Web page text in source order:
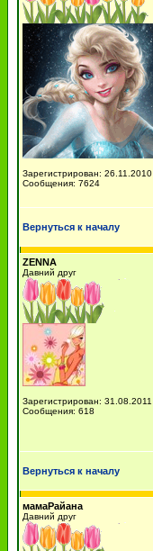
Зарегистрирован: 26.11.2010
Сообщения: 7624
Вернуться к началу
ZENNA
Давний друг
Зарегистрирован: 31.08.2011
Сообщения: 618
Вернуться к началу
мамаРайана
Давний друг